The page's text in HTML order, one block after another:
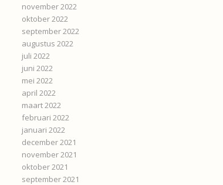
november 2022
oktober 2022
september 2022
augustus 2022
juli 2022
juni 2022
mei 2022
april 2022
maart 2022
februari 2022
januari 2022
december 2021
november 2021
oktober 2021
september 2021